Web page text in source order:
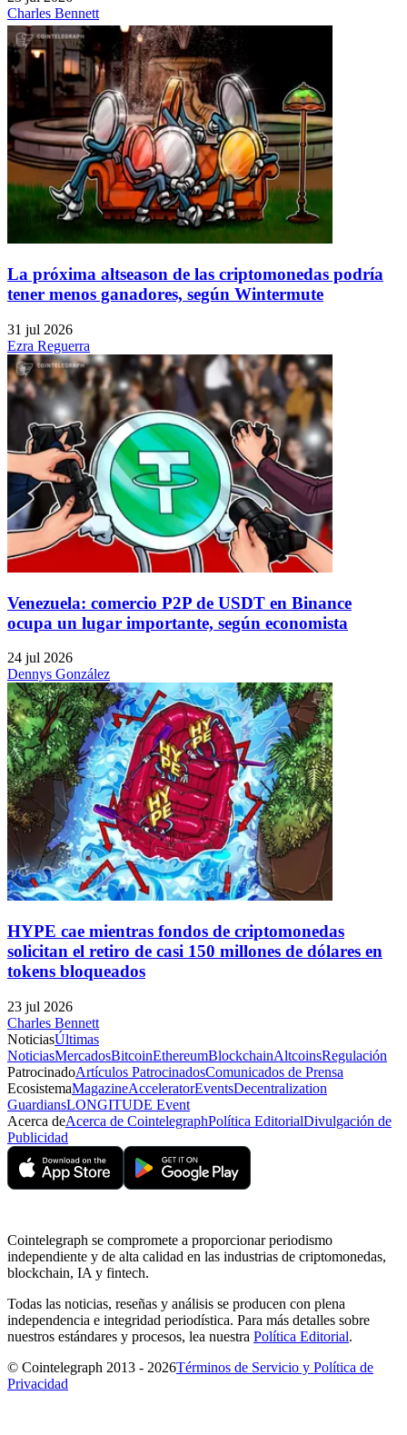
Charles Bennett
La próxima altseason de las criptomonedas podría
tener menos ganadores, según Wintermute
31 jul 2026
Ezra Reguerra
Venezuela: comercio P2P de USDT en Binance
ocupa un lugar importante, según economista
24 jul 2026
Dennys González
HYPE cae mientras fondos de criptomonedas
solicitan el retiro de casi 150 millones de dólares en
tokens bloqueados
23 jul 2026
Charles Bennett
NoticiasÚltimas
NoticiasMercadosBitcoinEthereumBlockchainAltcoinsRegulación
PatrocinadoArtículos PatrocinadosComunicados de Prensa
EcosistemaMagazineAcceleratorEventsDecentralization
GuardiansLONGITUDE Event
Acerca deAcerca de CointelegraphPolítica EditorialDivulgación de
Publicidad
Cointelegraph se compromete a proporcionar periodismo
independiente y de alta calidad en las industrias de criptomonedas,
blockchain, IA y fintech.
Todas las noticias, reseñas y análisis se producen con plena
independencia e integridad periodística. Para más detalles sobre
nuestros estándares y procesos, lea nuestra Política Editorial.
© Cointelegraph 2013 - 2026Términos de Servicio y Política de
Privacidad